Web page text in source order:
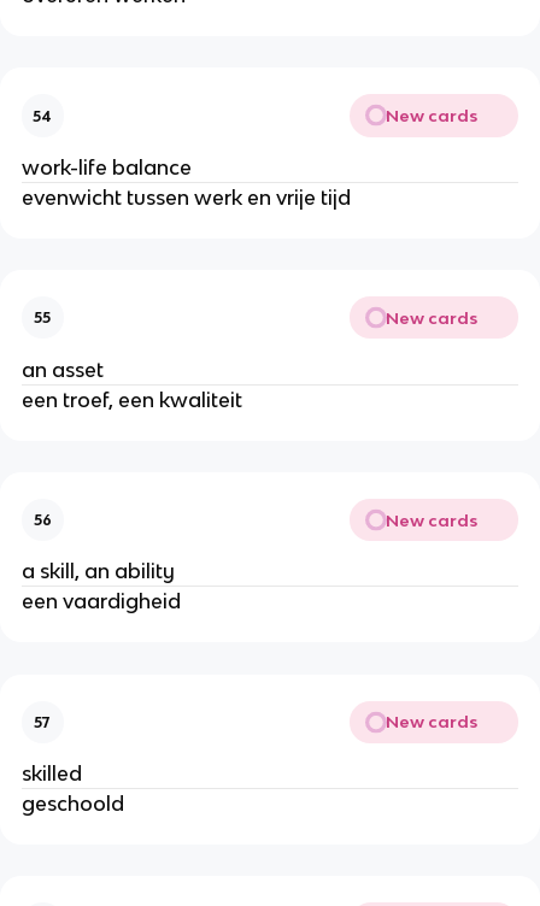
54 New cards
work-life balance
evenwicht tussen werk en vrije tijd
55 New cards
an asset
een troef, een kwaliteit
56 New cards
a skill, an ability
een vaardigheid
57 New cards
skilled
geschoold